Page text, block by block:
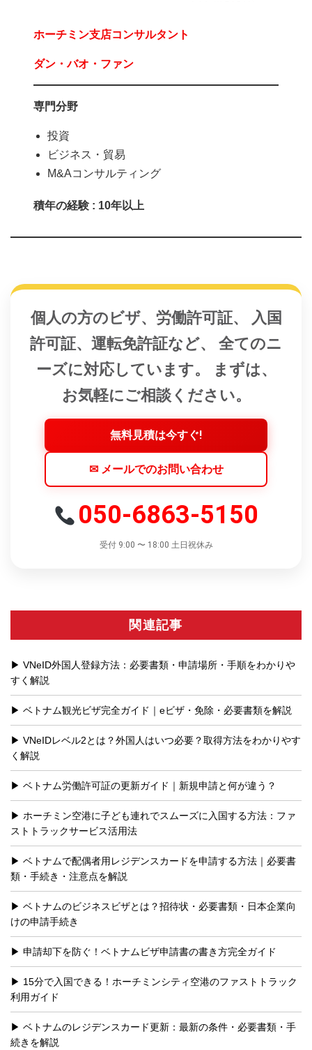
ホーチミン支店コンサルタント
ダン・バオ・ファン
専門分野
投資
ビジネス・貿易
M&Aコンサルティング
積年の経験 : 10年以上
個人の方のビザ、労働許可証、 入国
許可証、運転免許証など、 全てのニ
ーズに対応しています。 まずは、
お気軽にご相談ください。
無料見積は今すぐ!
✉ メールでのお問い合わせ
050-6863-5150
受付 9:00 〜 18:00 土日祝休み
関連記事
VNeID外国人登録方法：必要書類・申請場所・手順をわかりや
すく解説
ベトナム観光ビザ完全ガイド｜eビザ・免除・必要書類を解説
VNeIDレベル2とは？外国人はいつ必要？取得方法をわかりやす
く解説
ベトナム労働許可証の更新ガイド｜新規申請と何が違う？
ホーチミン空港に子ども連れでスムーズに入国する方法：ファ
ストトラックサービス活用法
ベトナムで配偶者用レジデンスカードを申請する方法｜必要書
類・手続き・注意点を解説
ベトナムのビジネスビザとは？招待状・必要書類・日本企業向
けの申請手続き
申請却下を防ぐ！ベトナムビザ申請書の書き方完全ガイド
15分で入国できる！ホーチミンシティ空港のファストトラック
利用ガイド
ベトナムのレジデンスカード更新：最新の条件・必要書類・手
続きを解説